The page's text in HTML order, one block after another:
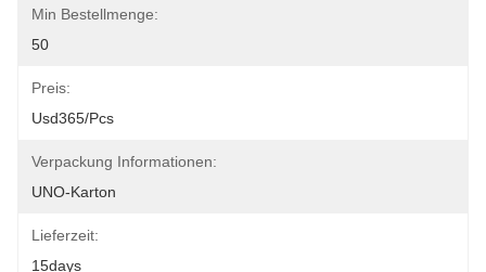
Min Bestellmenge:
50
Preis:
Usd365/pcs
Verpackung Informationen:
UNO-Karton
Lieferzeit:
15days